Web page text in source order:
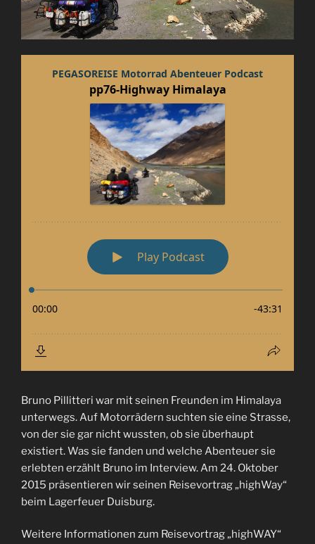
Bruno Pillitteri war mit seinen Freunden im Himalaya
unterwegs. Auf Motorrädern suchten sie eine Strasse,
von der sie gar nicht wussten, ob sie überhaupt
existiert. Was sie fanden und welche Abenteuer sie
erlebten erzählt Bruno im Interview. Am 24. Oktober
2015 präsentieren wir seinen Reisevortrag „highWay“
beim Lagerfeuer Duisburg.
Weitere Informationen zum Reisevortrag „highWAY“